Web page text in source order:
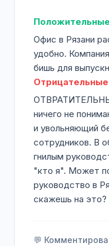
Офис в Рязани
удобно.
бишь для
ничего не
и увольняющий
сотрудников. В
гнилым
"кто я". Может
руководство в
скажешь на это?
💬